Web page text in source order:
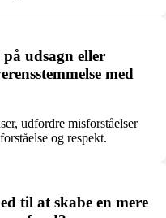
udsagn eller
med
udfordre misforståelser
og respekt.
til at skabe en mere